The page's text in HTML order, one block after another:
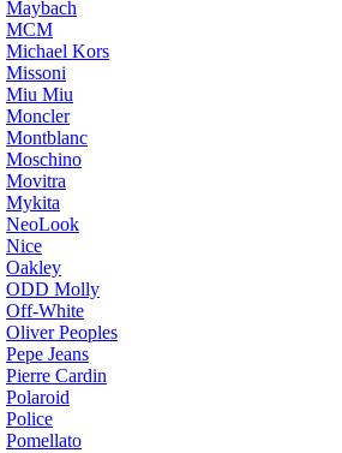
Maybach
MCM
Michael Kors
Missoni
Miu Miu
Moncler
Montblanc
Moschino
Movitra
Mykita
NeoLook
Nice
Oakley
ODD Molly
Off-White
Oliver Peoples
Pepe Jeans
Pierre Cardin
Polaroid
Police
Pomellato